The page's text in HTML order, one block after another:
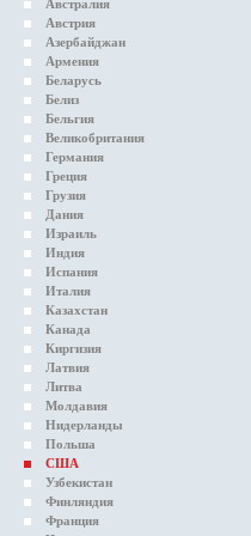
Австралия
Австрия
Азербайджан
Армения
Беларусь
Белиз
Бельгия
Великобритания
Германия
Греция
Грузия
Дания
Израиль
Индия
Испания
Италия
Казахстан
Канада
Киргизия
Латвия
Литва
Молдавия
Нидерланды
Польша
США
Узбекистан
Финляндия
Франция